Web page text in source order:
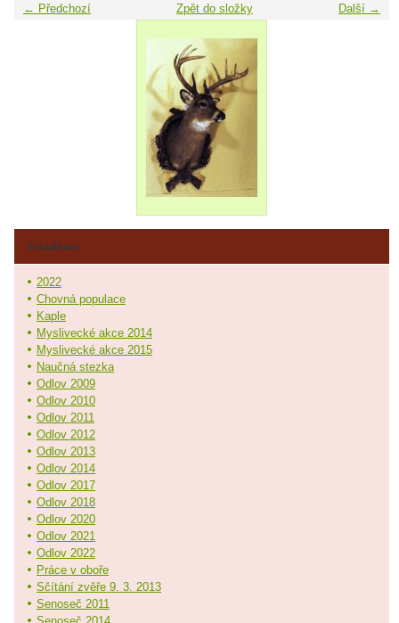
← Předchozí Další →
Zpět do složky
Fotoalbum
2022
Chovná populace
Kaple
Myslivecké akce 2014
Myslivecké akce 2015
Naučná stezka
Odlov 2009
Odlov 2010
Odlov 2011
Odlov 2012
Odlov 2013
Odlov 2014
Odlov 2017
Odlov 2018
Odlov 2020
Odlov 2021
Odlov 2022
Práce v oboře
Sčítání zvěře 9. 3. 2013
Senoseč 2011